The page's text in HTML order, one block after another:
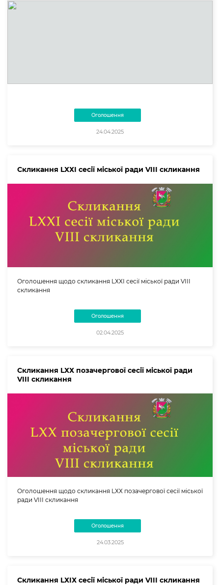
Оголошення
24.04.2025
Скликання LХХІ сесії міської ради VIII скликання
Оголошення щодо скликання LХХІ сесії міської ради VIII
скликання
Оголошення
02.04.2025
Скликання LХХ позачергової сесії міської ради
VIII скликання
Оголошення щодо скликання LХХ позачергової сесії міської
ради VIII скликання
Оголошення
24.03.2025
Скликання LХIХ сесії міської ради VIII скликання